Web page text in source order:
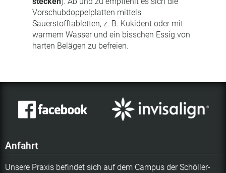
Vorschubdoppelplatten mittels
Sauerstofftabletten, z. B. Kukident oder mit
warmem Wasser und ein bisschen Essig von
harten Belägen zu befreien.
Anfahrt
Unsere Praxis befindet sich auf dem Campus der Schöller-